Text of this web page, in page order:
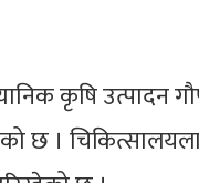
कृषि उत्पादन
छ ।